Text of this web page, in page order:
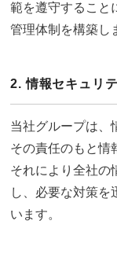
範を遵守すること
管理体制を構築し
2. 情報セキュリ
当社グループは、
その責任のもと情
それにより全社の
し、必要な対策を
います。